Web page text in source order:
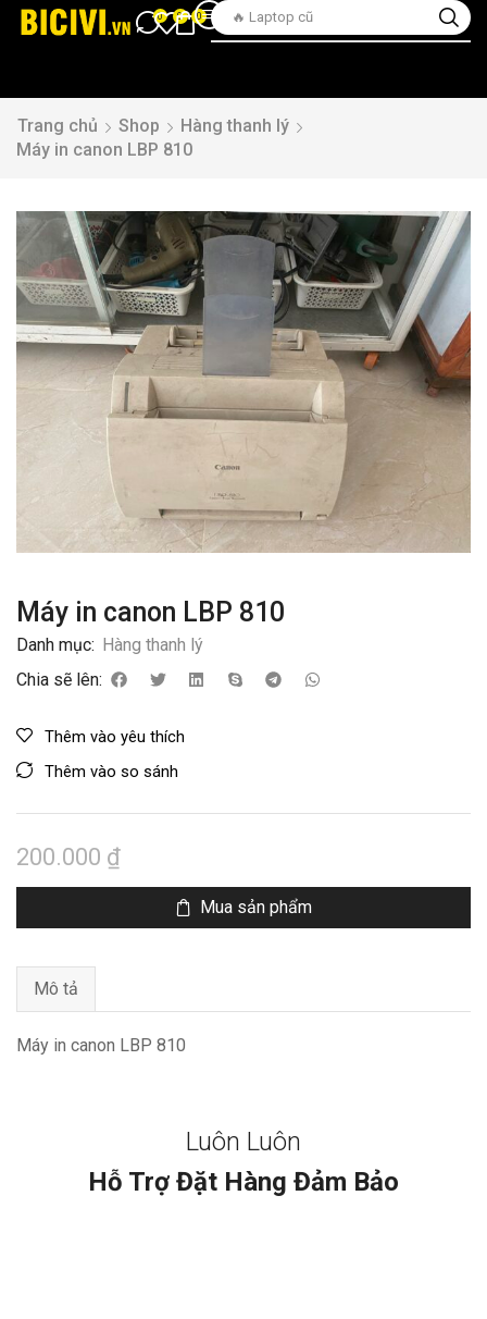
🔥 Laptop cũ
0 0 0
Trang chủ Shop
Hàng thanh lý
Máy in canon LBP 810
Máy in canon LBP 810
Danh mục: Hàng thanh lý
Chia sẽ lên:
Thêm vào yêu thích
Thêm vào so sánh
200.000 ₫
Mua sản phẩm
Mô tả
Máy in canon LBP 810
Luôn Luôn
Hỗ Trợ Đặt Hàng Đảm Bảo